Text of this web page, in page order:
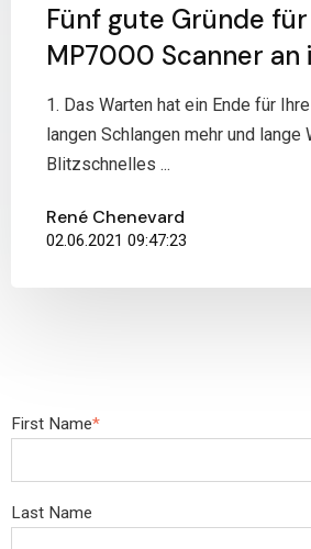
Fünf gute Gründe
MP7000 Scanner an
1. Das Warten hat ein Ende für
langen Schlangen mehr und lange
Blitzschnelles ...
René Chenevard
02.06.2021 09:47:23
First Name*
Last Name